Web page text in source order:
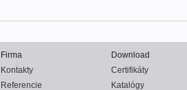
Firma
Kontakty
Referencie
Download
Certifikáty
Katalógy